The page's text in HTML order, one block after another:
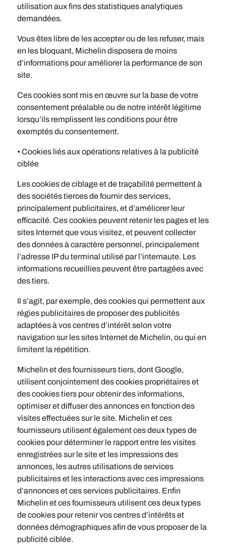
utilisation aux fins des statistiques analytiques
demandées.
Vous êtes libre de les accepter ou de les refuser, mais
en les bloquant, Michelin disposera de moins
d’informations pour améliorer la performance de son
site.
Ces cookies sont mis en œuvre sur la base de votre
consentement préalable ou de notre intérêt légitime
lorsqu’ils remplissent les conditions pour être
exemptés du consentement.
• Cookies liés aux opérations relatives à la publicité
ciblée
Les cookies de ciblage et de traçabilité permettent à
des sociétés tierces de fournir des services,
principalement publicitaires, et d’améliorer leur
efficacité. Ces cookies peuvent retenir les pages et les
sites Internet que vous visitez, et peuvent collecter
des données à caractère personnel, principalement
l’adresse IP du terminal utilisé par l’internaute. Les
informations recueillies peuvent être partagées avec
des tiers.
Il s’agit, par exemple, des cookies qui permettent aux
régies publicitaires de proposer des publicités
adaptées à vos centres d’intérêt selon votre
navigation sur les sites Internet de Michelin, ou qui en
limitent la répétition.
Michelin et des fournisseurs tiers, dont Google,
utilisent conjointement des cookies propriétaires et
des cookies tiers pour obtenir des informations,
optimiser et diffuser des annonces en fonction des
visites effectuées sur le site. Michelin et ces
fournisseurs utilisent également ces deux types de
cookies pour déterminer le rapport entre les visites
enregistrées sur le site et les impressions des
annonces, les autres utilisations de services
publicitaires et les interactions avec ces impressions
d’annonces et ces services publicitaires. Enfin
Michelin et ces fournisseurs utilisent ces deux types
de cookies pour retenir vos centres d’intérêts et
données démographiques afin de vous proposer de la
publicité ciblée.